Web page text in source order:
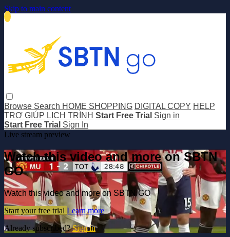
Skip to main content
Browse Search HOME SHOPPING DIGITAL COPY HELP
TRỢ GIÚP LỊCH TRÌNH Start Free Trial Sign in
Start Free Trial Sign In
Live stream preview
Watch this video and more on SBTN
GO
Watch this video and more on SBTN GO
Start your free trial Learn more
Already subscribed?Sign in